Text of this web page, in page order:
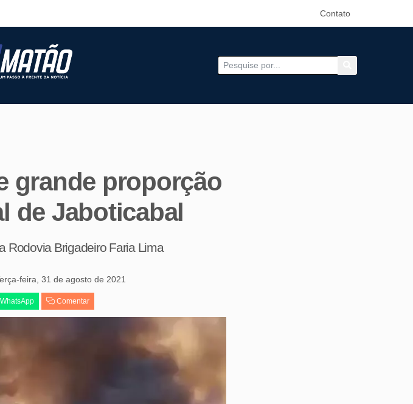
Contato
grande proporção
de Jaboticabal
Rodovia Brigadeiro Faria Lima
feira, 31 de agosto de 2021
Comentar